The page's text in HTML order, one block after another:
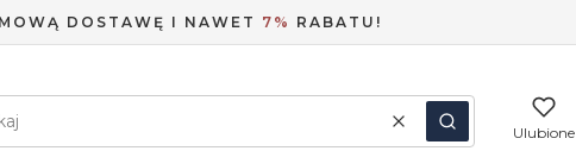
DOSTAWĘ I NAWET 7% RABATU!
WyczyśćSzukaj Ulubione